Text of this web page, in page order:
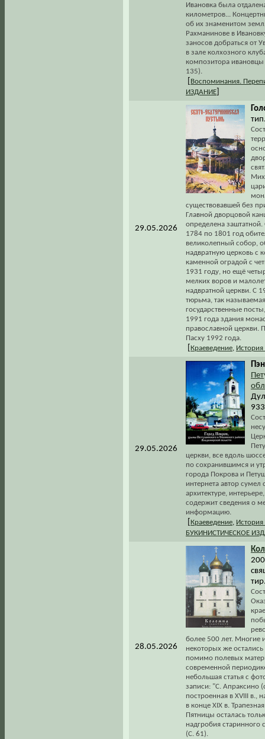
Ивановка была
километров...
об их знаменитом
Рахманинове в
заносов добраться от
в зале колхозного
композитора
135).
Воспоминания.
ИЗДАНИЕ
29.05.2026
существовавшей без
Главной дворцовой
определена
1784 по 1801 год
великолепный собор,
надвратную церковь с
каменной оградой с
1931 году, но ещё
мелких воров и
надвратной церкви. С
тюрьма, так
государственные
1991 года здания
православной церкви.
Пасху 1992 года.
Краеведение История
29.05.2026
церкви, все вдоль
по сохранившимся и
города Покрова и
интернета автор
архитектуре,
содержит сведения о
информацию.
Краеведение История
БУКИНИСТИЧЕСКОЕ
28.05.2026
более 500 лет. Многие
некоторых же
помимо полевых
современной
небольшая статья с
записи: "С. Апраксино
построенная в XVIII в.,
в конце XIX в.
Пятницы осталась
надгробия старинного
(С. 61).